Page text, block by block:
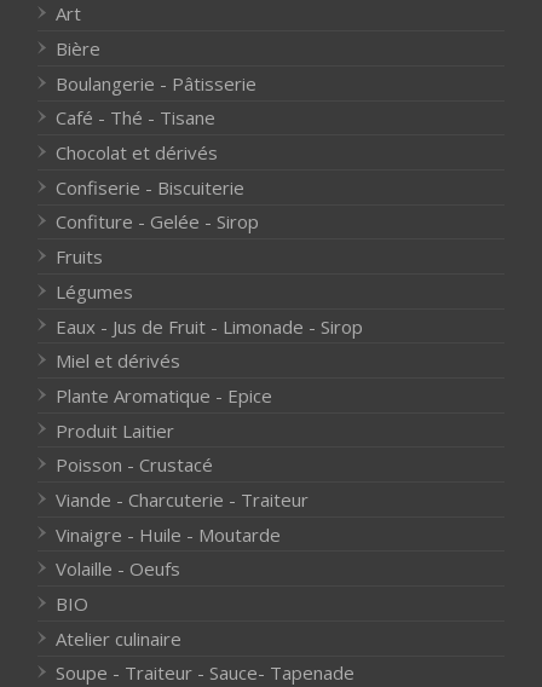
Art
Bière
Boulangerie - Pâtisserie
Café - Thé - Tisane
Chocolat et dérivés
Confiserie - Biscuiterie
Confiture - Gelée - Sirop
Fruits
Légumes
Eaux - Jus de Fruit - Limonade - Sirop
Miel et dérivés
Plante Aromatique - Epice
Produit Laitier
Poisson - Crustacé
Viande - Charcuterie - Traiteur
Vinaigre - Huile - Moutarde
Volaille - Oeufs
BIO
Atelier culinaire
Soupe - Traiteur - Sauce- Tapenade